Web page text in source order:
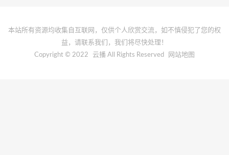
本站所有资源均收集自互联网，仅供个人欣赏交流，如不慎侵犯了您的权
益，请联系我们，我们将尽快处理！
Copyright © 2022
云播 All Rights Reserved 网站地图